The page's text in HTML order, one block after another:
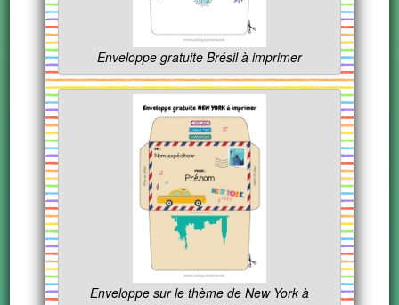
Enveloppe gratuite Brésil à imprimer
Enveloppe sur le thème de New York à